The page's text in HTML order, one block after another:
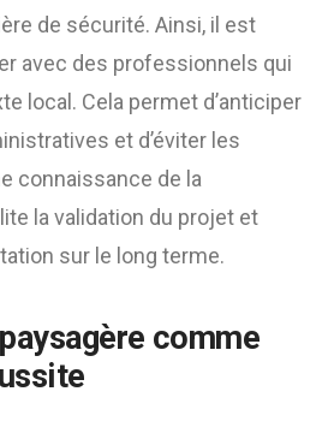
de sécurité. Ainsi, il est
avec des professionnels qui
local. Cela permet d’anticiper
et d’éviter les
connaissance de la
la validation du projet et
sur le long terme.
comme